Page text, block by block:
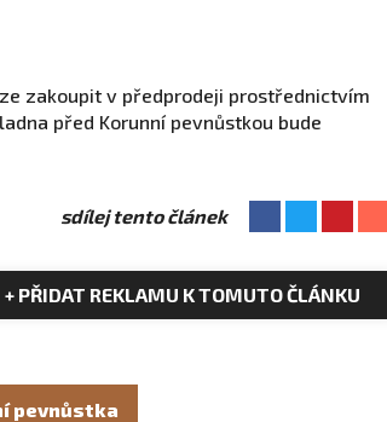
zakoupit v předprodeji prostřednictvím
před Korunní pevnůstkou bude
sdílej tento článek
+ PŘIDAT REKLAMU K TOMUTO ČLÁNKU
pevnůstka